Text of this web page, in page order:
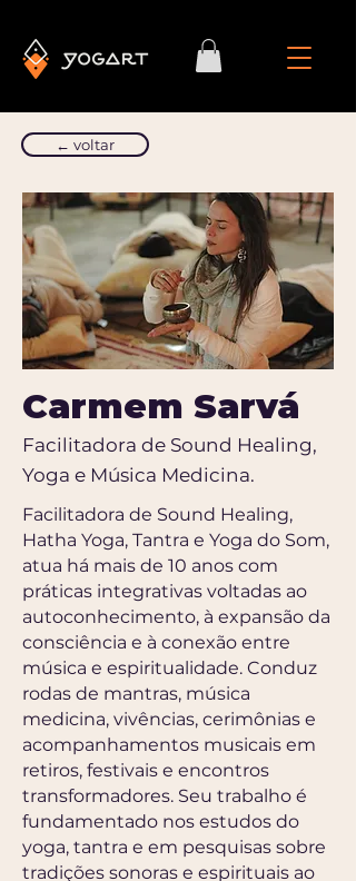
← voltar
Carmem Sarvá
Facilitadora de Sound Healing,
Yoga e Música Medicina.
Facilitadora de Sound Healing,
Hatha Yoga, Tantra e Yoga do Som,
atua há mais de 10 anos com
práticas integrativas voltadas ao
autoconhecimento, à expansão da
consciência e à conexão entre
música e espiritualidade. Conduz
rodas de mantras, música
medicina, vivências, cerimônias e
acompanhamentos musicais em
retiros, festivais e encontros
transformadores. Seu trabalho é
fundamentado nos estudos do
yoga, tantra e em pesquisas sobre
tradições sonoras e espirituais ao